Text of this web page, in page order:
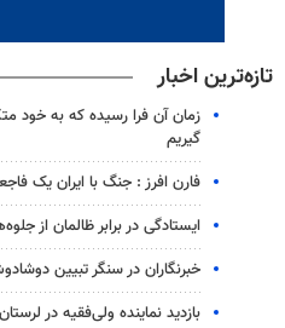
تازه‌ترین اخبار
زمان آن فرا رسیده که به خود
گیریم
فارن افرز : جنگ با ایران یک
ایستادگی در برابر ظالمان از
خبرنگاران در سنگر تبیین
بازدید نماینده ولی‌فقیه در